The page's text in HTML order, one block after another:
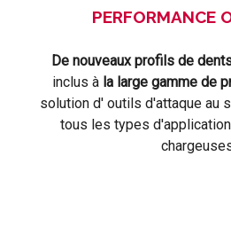
PERFORMANCE
De nouveaux profils de
inclus à la large gamme de
solution d' outils d'attaque au
tous les types